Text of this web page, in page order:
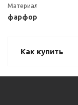
Материал
фарфор
Как купить